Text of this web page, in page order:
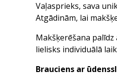
Vaļasprieks, sava
Atgādinām, lai
Makšķerēšana
lielisks individuālā
Brauciens ar